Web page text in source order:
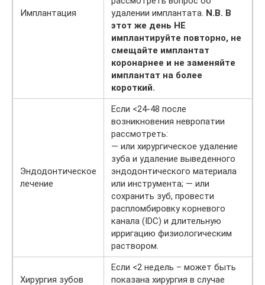
Имплантация
удалении имплантата. N.B. В
этот же день НЕ
имплантируйте повторно, не
смещайте имплантат
коронарнее и не заменяйте
имплантат на более
короткий.
Эндодонтическое
лечение
Если <24-48 после
возникновения невропатии
рассмотреть:
— или хирургическое удаление
зуба и удаление выведенного
эндодонтического материала
или инструмента; — или
сохранить зуб, провести
распломбировку корневого
канала (IDC) и длительную
ирригацию физиологическим
раствором.
Хирургия зубов
Если <2 недель – может быть
показана хирургия в случае